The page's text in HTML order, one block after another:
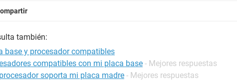
dp/B008F65MO0/ref=sr_1_16?
16&keywords=intel+i5
de antemano, un saludo y buenos días.
también:
base y procesador compatibles
compatibles con mi placa base - Mejores respuestas
soporta mi placa madre - Mejores respuestas